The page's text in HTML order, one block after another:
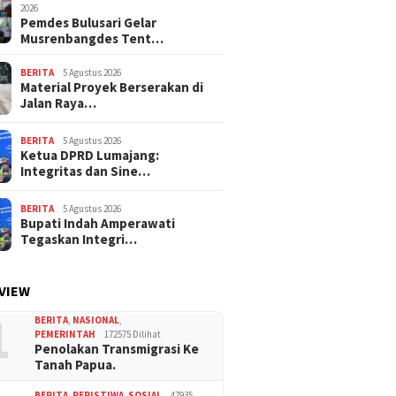
2026
Pemdes Bulusari Gelar
Musrenbangdes Tent…
BERITA 5 Agustus 2026
Material Proyek Berserakan di
Jalan Raya…
BERITA 5 Agustus 2026
Ketua DPRD Lumajang:
Integritas dan Sine…
BERITA 5 Agustus 2026
Bupati Indah Amperawati
Tegaskan Integri…
BERITA, NASIONAL,
PEMERINTAH
172575 Dilihat
Penolakan Transmigrasi Ke
Tanah Papua.